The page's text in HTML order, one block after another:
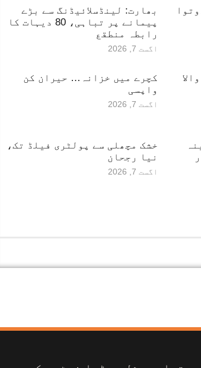
بھارت: لینڈسلائیڈنگ سے بڑے
پیمانے پر تباہی، 80 دیہات کا
رابطہ منطقع
اگست 7, 2026
کچرے میں خزانہ… حیران کن
واپسی
اگست 7, 2026
خشک مچھلی سے پولٹری فیلڈ تک،
نیا رجحان
اگست 7, 2026